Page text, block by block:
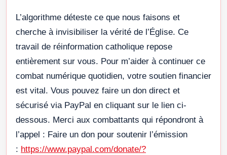
L’algorithme déteste ce que nous faisons et
cherche à invisibiliser la vérité de l’Église. Ce
travail de réinformation catholique repose
entièrement sur vous. Pour m’aider à continuer ce
combat numérique quotidien, votre soutien financier
est vital. Vous pouvez faire un don direct et
sécurisé via PayPal en cliquant sur le lien ci-
dessous. Merci aux combattants qui répondront à
l’appel : Faire un don pour soutenir l’émission
: https://www.paypal.com/donate/?